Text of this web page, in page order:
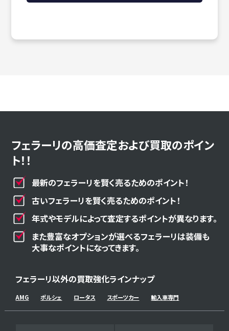
フェラーリの高価査定および買取のポイン
ト！！
最新のフェラーリを賢く売るためのポイント！
古いフェラーリを賢く売るためのポイント！
年式やモデルによって査定するポイントが異なります。
また豊富なオプションが選べるフェラーリは装備も
大事なポイントになってきます。
フェラーリ以外の買取強化ラインナップ
AMG ポルシェ ロータス スポーツカー 輸入車専門